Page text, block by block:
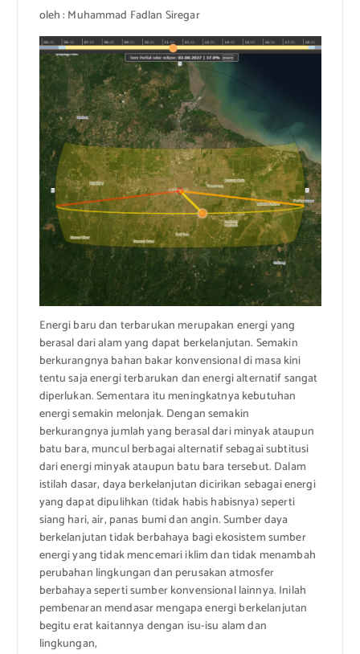
oleh : Muhammad Fadlan Siregar
Energi baru dan terbarukan merupakan energi yang
berasal dari alam yang dapat berkelanjutan. Semakin
berkurangnya bahan bakar konvensional di masa kini
tentu saja energi terbarukan dan energi alternatif sangat
diperlukan. Sementara itu meningkatnya kebutuhan
energi semakin melonjak. Dengan semakin
berkurangnya jumlah yang berasal dari minyak ataupun
batu bara, muncul berbagai alternatif sebagai subtitusi
dari energi minyak ataupun batu bara tersebut. Dalam
istilah dasar, daya berkelanjutan dicirikan sebagai energi
yang dapat dipulihkan (tidak habis habisnya) seperti
siang hari, air, panas bumi dan angin. Sumber daya
berkelanjutan tidak berbahaya bagi ekosistem sumber
energi yang tidak mencemari iklim dan tidak menambah
perubahan lingkungan dan perusakan atmosfer
berbahaya seperti sumber konvensional lainnya. Inilah
pembenaran mendasar mengapa energi berkelanjutan
begitu erat kaitannya dengan isu-isu alam dan
lingkungan,